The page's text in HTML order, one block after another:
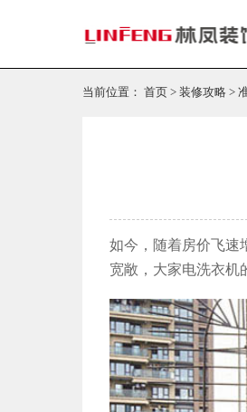
当前位置： 首页 > 装修攻略 >
如今，随着房价飞速
宽敞，大家电洗衣机